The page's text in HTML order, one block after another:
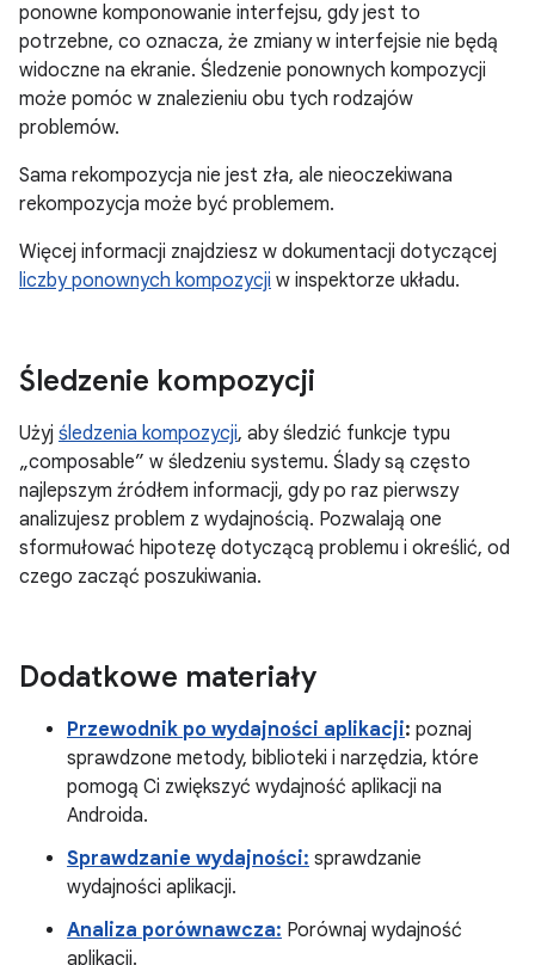
ponowne komponowanie interfejsu, gdy jest to
potrzebne, co oznacza, że zmiany w interfejsie nie będą
widoczne na ekranie. Śledzenie ponownych kompozycji
może pomóc w znalezieniu obu tych rodzajów
problemów.
Sama rekompozycja nie jest zła, ale nieoczekiwana
rekompozycja może być problemem.
Więcej informacji znajdziesz w dokumentacji dotyczącej
liczby ponownych kompozycji w inspektorze układu.
Śledzenie kompozycji
Użyj śledzenia kompozycji, aby śledzić funkcje typu
„composable” w śledzeniu systemu. Ślady są często
najlepszym źródłem informacji, gdy po raz pierwszy
analizujesz problem z wydajnością. Pozwalają one
sformułować hipotezę dotyczącą problemu i określić, od
czego zacząć poszukiwania.
Dodatkowe materiały
Przewodnik po wydajności aplikacji: poznaj
sprawdzone metody, biblioteki i narzędzia, które
pomogą Ci zwiększyć wydajność aplikacji na
Androida.
Sprawdzanie wydajności: sprawdzanie
wydajności aplikacji.
Analiza porównawcza: Porównaj wydajność
aplikacji.